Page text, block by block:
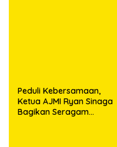
Peduli Kebersamaan,
Ketua AJMI Ryan Sinaga
Bagikan Seragam